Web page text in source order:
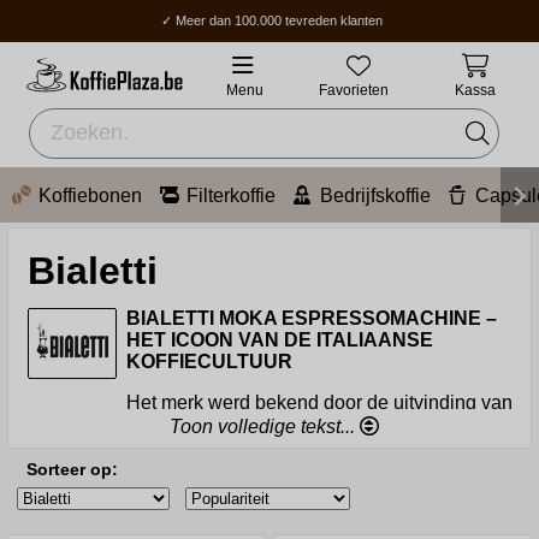
✓ Meer dan 100.000 tevreden klanten
✓ Gratis verzending boven 70 €
✓ Thuisbezorging / Afhaalpunt: 2-5 werkdagen.
Menu Favorieten Kassa
Koffiebonen Filterkoffie Bedrijfskoffie
Bialetti
BIALETTI MOKA ESPRESSOMACHINE –
HET ICOON VAN DE ITALIAANSE
KOFFIECULTUUR
Het merk werd bekend door de uitvinding van
de wereldberoemde achthoekige koffiezetter, de "Moka
creativiteit, passie en cultuur tot leven. Het revolutionaire
apparaat veranderde de manier waarop Italiaanse
espresso wordt gezet en maakt nog steeds
Toon volledige tekst...
Sorteer op: